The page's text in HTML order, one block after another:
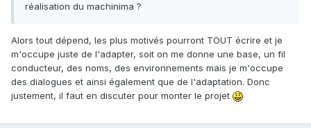
réalisation du machinima ?
Alors tout dépend, les plus motivés pourront TOUT écrire et je
m'occupe juste de l'adapter, soit on me donne une base, un fil
conducteur, des noms, des environnements mais je m'occupe
des dialogues et ainsi également que de l'adaptation. Donc
justement, il faut en discuter pour monter le projet